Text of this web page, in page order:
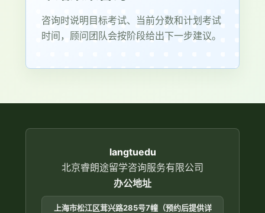
咨询时说明目标考试、当前分数和计划考试
时间，顾问团队会按阶段给出下一步建议。
langtuedu
北京睿朗途留学咨询服务有限公司
办公地址
上海市松江区茸兴路285号7幢（预约后提供详